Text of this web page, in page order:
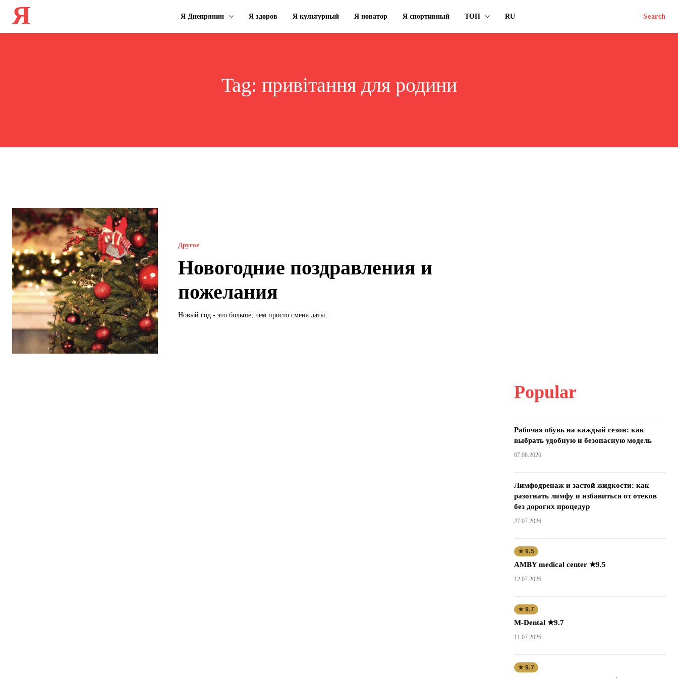
Я Я Днепрянин Я здоров Я культурный Я новатор Я спортивный ТОП RU Search
Tag: привітання для родини
Другое
Новогодние поздравления и
пожелания
Новый год - это больше, чем просто смена даты...
Popular
Рабочая обувь на каждый сезон: как
выбрать удобную и безопасную модель
07.08.2026
Лимфодренаж и застой жидкости: как
разогнать лимфу и избавиться от отеков
без дорогих процедур
27.07.2026
★ 9.5
AMBY medical center ★9.5
12.07.2026
★ 9.7
M-Dental ★9.7
11.07.2026
★ 9.7